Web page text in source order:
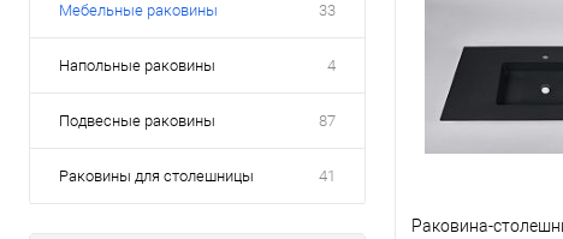
Мебельные раковины 33
Напольные раковины 4
Подвесные раковины 87
Раковины для столешницы 41
Раковина-